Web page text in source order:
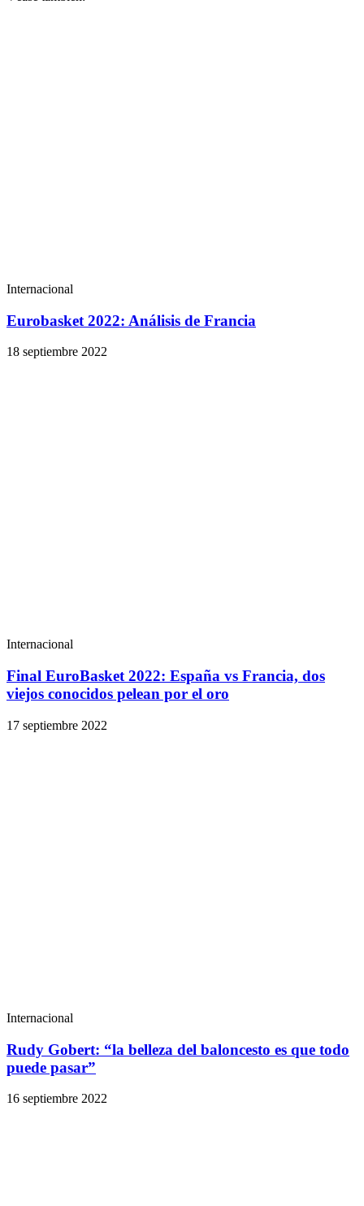
Internacional
Eurobasket 2022: Análisis de Francia
18 septiembre 2022
Internacional
Final EuroBasket 2022: España vs Francia, dos
viejos conocidos pelean por el oro
17 septiembre 2022
Internacional
Rudy Gobert: “la belleza del baloncesto es que todo
puede pasar”
16 septiembre 2022